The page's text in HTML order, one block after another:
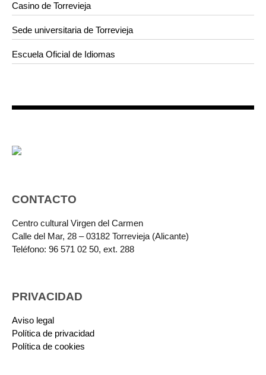
Casino de Torrevieja
Sede universitaria de Torrevieja
Escuela Oficial de Idiomas
CONTACTO
Centro cultural Virgen del Carmen
Calle del Mar, 28 – 03182 Torrevieja (Alicante)
Teléfono: 96 571 02 50, ext. 288
PRIVACIDAD
Aviso legal
Política de privacidad
Política de cookies